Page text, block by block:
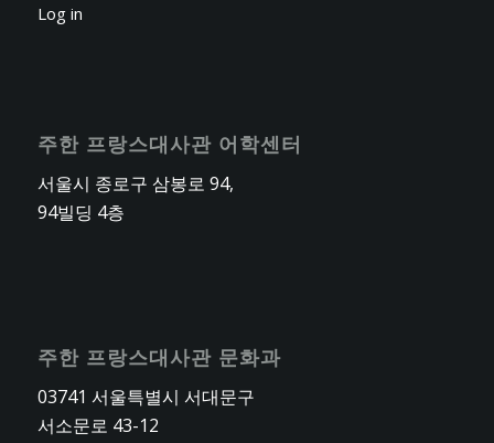
Log in
주한 프랑스대사관 어학센터
서울시 종로구 삼봉로 94,
94빌딩 4층
주한 프랑스대사관 문화과
03741 서울특별시 서대문구
서소문로 43-12